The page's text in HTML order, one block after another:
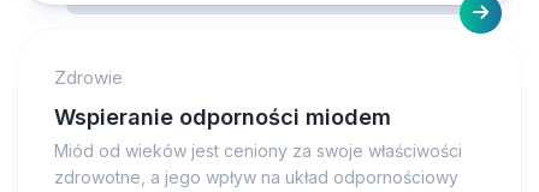
Zdrowie
Wspieranie odporności miodem
Miód od wieków jest ceniony za swoje właściwości
zdrowotne, a jego wpływ na układ odpornościowy